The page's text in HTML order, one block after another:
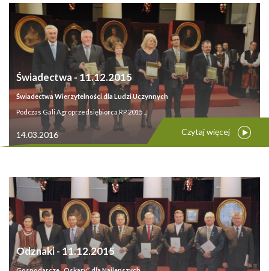
Świadectwa - 11.12.2015
Świadectwa Wierzytelności dla Ludzi Uczynnych
Podczas Gali Agroprzedsiębiorca RP 2015 ...
14.03.2016 Czytaj więcej
Odznaki - 11.12.2015